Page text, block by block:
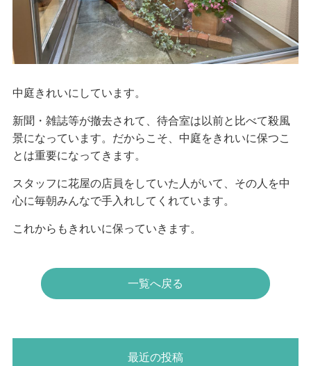
中庭きれいにしています。
新聞・雑誌等が撤去されて、待合室は以前と比べて殺風
景になっています。だからこそ、中庭をきれいに保つこ
とは重要になってきます。
スタッフに花屋の店員をしていた人がいて、その人を中
心に毎朝みんなで手入れしてくれています。
これからもきれいに保っていきます。
一覧へ戻る
最近の投稿